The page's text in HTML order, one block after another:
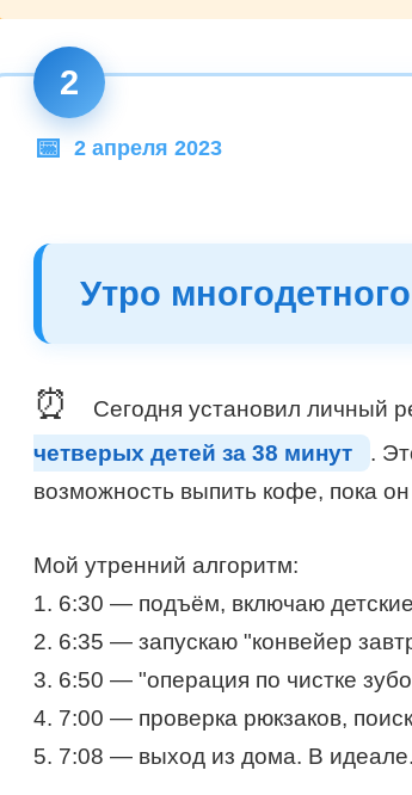
2
2 апреля 2023
Утро
⏰ Сегодня установил личный
четверых детей за 38 минут
.
возможность выпить кофе, пока он
Мой утренний алгоритм:
1. 6:30 — подъём, включаю
2. 6:35 — запускаю "конвейер
3. 6:50 — "операция по чистке
4. 7:00 — проверка рюкзаков,
5. 7:08 — выход из дома. В идеале.